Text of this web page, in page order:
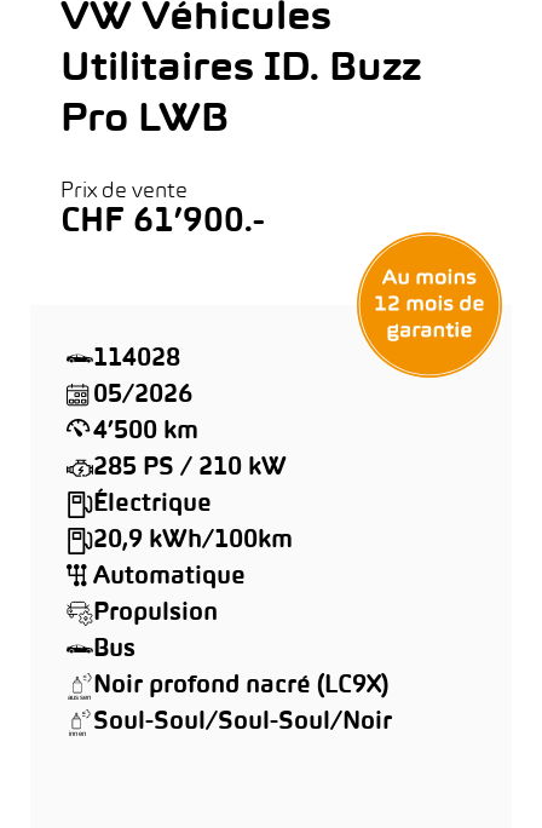
VW Véhicules
Utilitaires ID. Buzz
Pro LWB
Prix de vente
CHF 61’900.-
114028
05/2026
4’500 km
285 PS / 210 kW
Électrique
20,9 kWh/100km
Automatique
Propulsion
Bus
Noir profond nacré (LC9X)
Soul-Soul/Soul-Soul/Noir